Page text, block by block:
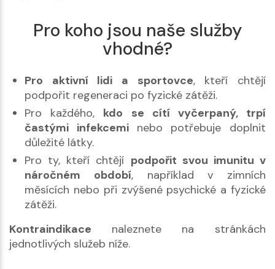
Pro koho jsou naše služby
vhodné?
Pro aktivní lidi a sportovce, kteří chtějí
podpořit regeneraci po fyzické zátěži.
Pro každého, kdo se cítí vyčerpaný, trpí
častými infekcemi nebo potřebuje doplnit
důležité látky.
Pro ty, kteří chtějí podpořit svou imunitu v
náročném období, například v zimních
měsících nebo při zvýšené psychické a fyzické
zátěži.
Kontraindikace naleznete na stránkách
jednotlivých služeb níže.